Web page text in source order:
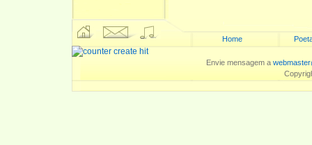
Home
Envie mensagem a